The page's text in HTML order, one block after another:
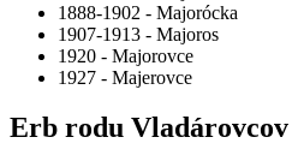
1888-1902 - Majorócka
1907-1913 - Majoros
1920 - Majorovce
1927 - Majerovce
Erb rodu Vladárovcov